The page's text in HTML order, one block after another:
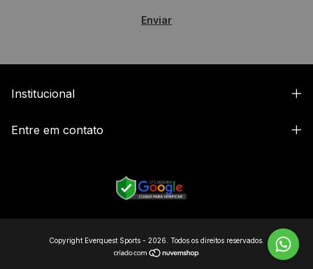
Institucional
Entre em contato
Copyright Everquest Sports - 2026. Todos os direitos reservados.